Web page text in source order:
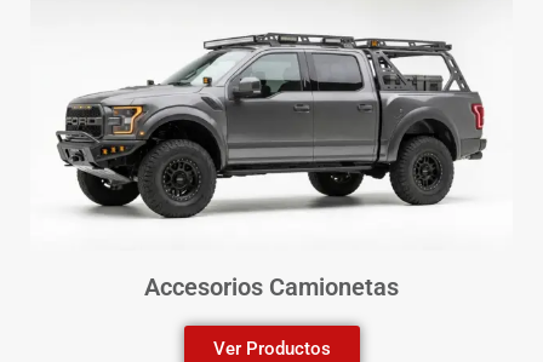
Accesorios Camionetas
Ver Productos